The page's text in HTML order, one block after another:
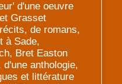
d'une oeuvre
Grasset
de romans,
à Sade,
Bret Easton
anthologie,
et littérature